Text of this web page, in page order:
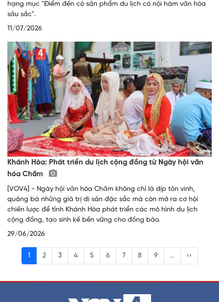
hạng mục "Điểm đến có sản phẩm du lịch có nội hàm văn hóa
sâu sắc".
11/07/2026
Khánh Hòa: Phát triển du lịch cộng đồng từ Ngày hội văn
hóa Chăm
[VOV4] - Ngày hội văn hóa Chăm không chỉ là dịp tôn vinh,
quảng bá những giá trị di sản đặc sắc mà còn mở ra cơ hội
chiến lược để tỉnh Khánh Hòa phát triển các mô hình du lịch
cộng đồng, tạo sinh kế bền vững cho đồng bào.
29/06/2026
1 2 3 4 5 6 7 8 9 … ››